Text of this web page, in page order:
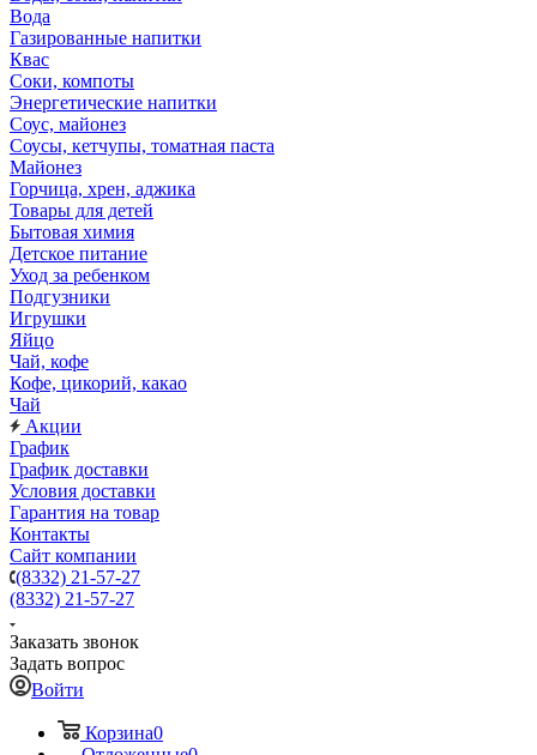
Вода
Газированные напитки
Квас
Соки, компоты
Энергетические напитки
Соус, майонез
Соусы, кетчупы, томатная паста
Майонез
Горчица, хрен, аджика
Товары для детей
Бытовая химия
Детское питание
Уход за ребенком
Подгузники
Игрушки
Яйцо
Чай, кофе
Кофе, цикорий, какао
Чай
Акции
График
График доставки
Условия доставки
Гарантия на товар
Контакты
Сайт компании
(8332) 21-57-27
(8332) 21-57-27
Заказать звонок
Задать вопрос
Войти
Корзина0